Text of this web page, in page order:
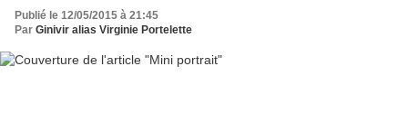
Publié le 12/05/2015 à 21:45
Par Ginivir alias Virginie Portelette